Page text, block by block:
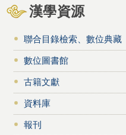
漢學資源
聯合目錄檢索、數位典藏
數位圖書館
古籍文獻
資料庫
報刊